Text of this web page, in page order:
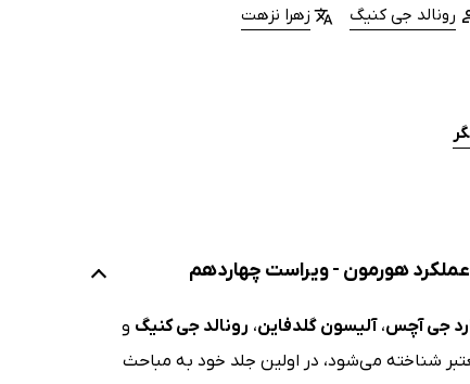
رونالد جی کنیگ زهرا نزهت
جی آچس،آلیسون گلدفاین، رونالد جی کنیگ و
شناخته می‌شود، در اولین جلد خود به مباحث